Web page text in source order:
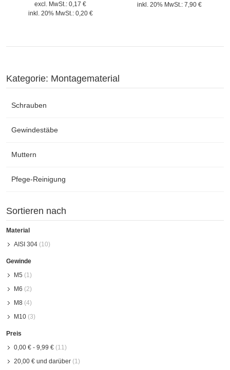
excl. MwSt.: 0,17 €
inkl. 20% MwSt.: 0,20 €
inkl. 20% MwSt.: 7,90 €
Kategorie: Montagematerial
Schrauben
Gewindestäbe
Muttern
Pfege-Reinigung
Sortieren nach
Material
AISI 304 (10)
Gewinde
M5 (1)
M6 (2)
M8 (4)
M10 (3)
Preis
0,00 € - 9,99 € (11)
20,00 € und darüber (1)